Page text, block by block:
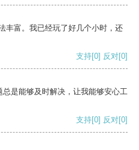
丰富。我已经玩了好几个小时，还
支持[0] 反对[0]
是能够及时解决，让我能够安心工
支持[0] 反对[0]